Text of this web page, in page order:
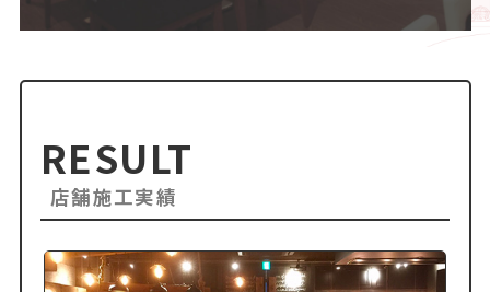
RESULT
店舗施工実績